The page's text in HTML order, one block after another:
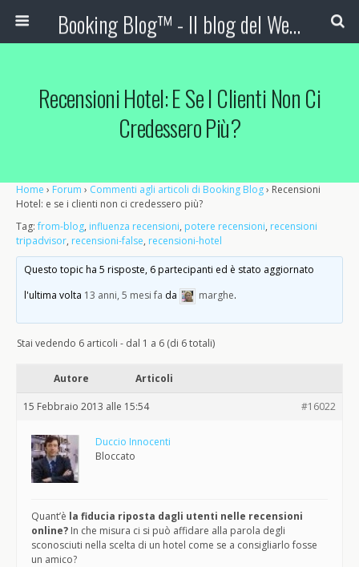
Booking Blog™ - Il blog del Web Marketing Turistico
Recensioni Hotel: E Se I Clienti Non Ci
Credessero Più?
Home › Forum › Commenti agli articoli di Booking Blog› Recensioni
Hotel: e se i clienti non ci credessero più?
Tag:from-blog, influenza recensioni, potere recensioni, recensioni
tripadvisor, recensioni-false, recensioni-hotel
Questo topic ha 5 risposte, 6 partecipanti ed è stato aggiornato
l'ultima volta 13 anni, 5 mesi fa da marghe.
Stai vedendo 6 articoli - dal 1 a 6 (di 6 totali)
Autore Articoli
15 Febbraio 2013 alle 15:54 #16022
Duccio Innocenti
Bloccato
Quant’è la fiducia riposta dagli utenti nelle recensioni
online? In che misura ci si può affidare alla parola degli
sconosciuti nella scelta di un hotel come se a consigliarlo fosse
un amico?